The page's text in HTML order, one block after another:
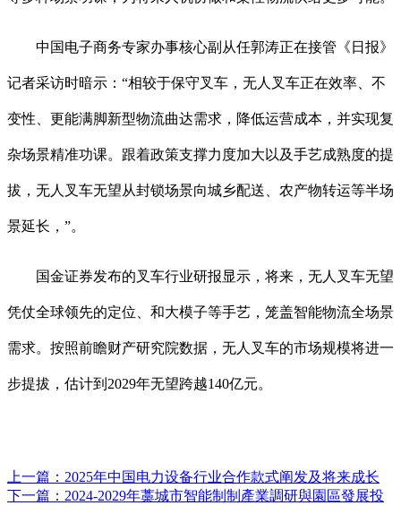
中国电子商务专家办事核心副从任郭涛正在接管《日报》
记者采访时暗示：“相较于保守叉车，无人叉车正在效率、不
变性、更能满脚新型物流曲达需求，降低运营成本，并实现复
杂场景精准功课。跟着政策支撑力度加大以及手艺成熟度的提
拔，无人叉车无望从封锁场景向城乡配送、农产物转运等半场
景延长，”。
国金证券发布的叉车行业研报显示，将来，无人叉车无望
凭仗全球领先的定位、和大模子等手艺，笼盖智能物流全场景
需求。按照前瞻财产研究院数据，无人叉车的市场规模将进一
步提拔，估计到2029年无望跨越140亿元。
上一篇： 2025年中国电力设备行业合作款式阐发及将来成长
下一篇： 2024-2029年藁城市智能制制產業調研與園區發展投